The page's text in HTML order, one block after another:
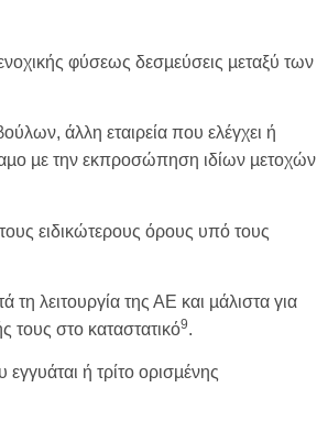
φύσεως δεσµεύσεις µεταξύ των
άλλη εταιρεία που ελέγχει ή
µε την εκπροσώπηση ιδίων µετοχών
ειδικώτερους όρους υπό τους
λειτουργία της ΑΕ και µάλιστα για
τους στο καταστατικό9.
εγγυάται ή τρίτο ορισµένης